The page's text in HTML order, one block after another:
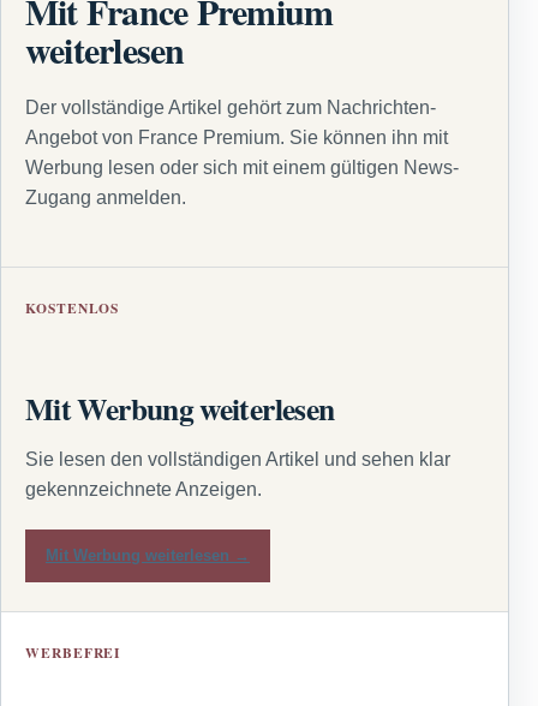
Mit France Premium
weiterlesen
Der vollständige Artikel gehört zum Nachrichten-
Angebot von France Premium. Sie können ihn mit
Werbung lesen oder sich mit einem gültigen News-
Zugang anmelden.
KOSTENLOS
Mit Werbung weiterlesen
Sie lesen den vollständigen Artikel und sehen klar
gekennzeichnete Anzeigen.
Mit Werbung weiterlesen →
WERBEFREI